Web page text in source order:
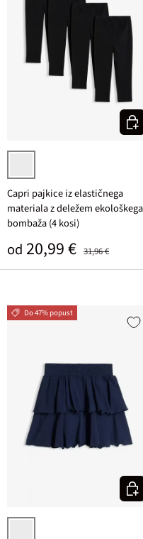
črna
Capri pajkice iz elastičnega
materiala z deležem ekološkega
bombaža (4 kosi)
Prodajna cena
od 20,99 € 31,96 €
Do 47% popust